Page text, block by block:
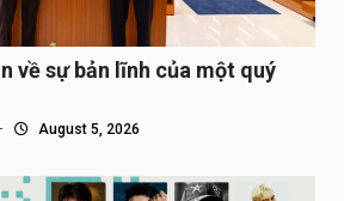
về sự bản lĩnh của một quý
August 5, 2026